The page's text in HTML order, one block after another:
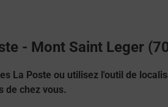
- Mont Saint Leger
La Poste ou utilisez l'outil de
de chez vous.